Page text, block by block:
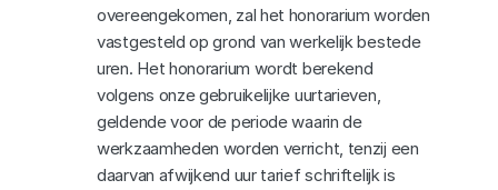
overeengekomen, zal het honorarium worden
vastgesteld op grond van werkelijk bestede
uren. Het honorarium wordt berekend
volgens onze gebruikelijke uurtarieven,
geldende voor de periode waarin de
werkzaamheden worden verricht, tenzij een
daarvan afwijkend uur tarief schriftelijk is